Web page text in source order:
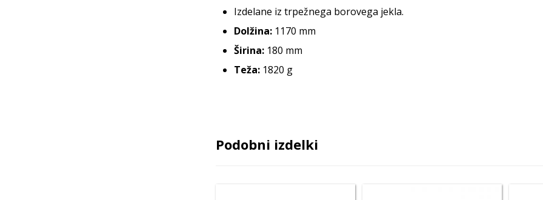
Izdelane iz trpežnega borovega jekla.
Dolžina:1170 mm
Širina:180 mm
Teža:1820 g
Podobni izdelki